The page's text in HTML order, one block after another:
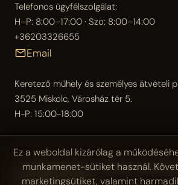
Telefonos ügyfélszolgálat:
H–P: 8:00–17:00 · Szo: 8:00–14:00
+36203326655
Email
Keretező műhely és személyes átvételi
3525 Miskolc, Városház tér 5.
H-P: 15:00-18:00
© 2026 Reprostúdió — Festmény
vászonképek 2007 óta
Ez a weboldal kizárólag a
munkamenet-sütiket használ.
marketingsütiket, valamint